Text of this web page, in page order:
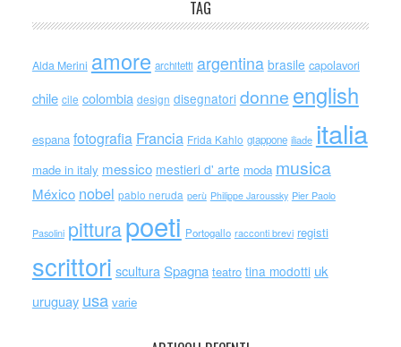
TAG
Alda Merini amore architetti argentina brasile capolavori
chile cile colombia design disegnatori donne english
espana fotografia Francia Frida Kahlo giappone iliade italia
made in italy messico mestieri d' arte moda musica
México nobel pablo neruda perù Philippe Jaroussky Pier Paolo
Pasolini pitturapoeti Portogallo racconti brevi registi
scrittori sculturaSpagna teatro tina modotti uk
uruguay usa varie